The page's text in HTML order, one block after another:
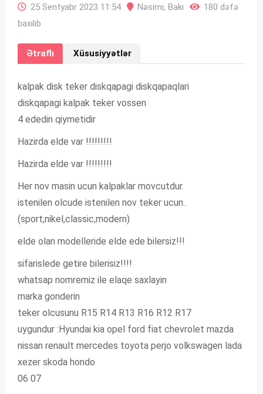
25 Sentyabr 2023 11:54 Nəsimi, Bakı
180 dəfə
baxılıb
Ətraflı Xüsusiyyətlər
kalpak disk teker diskqapagi diskqapaqlari
diskqapagi kalpak teker vossen
4 ededin qiymetidir
Hazirda elde var !!!!!!!!!
Hazirda elde var !!!!!!!!!
Her nov masin ucun kalpaklar movcutdur.
istenilen olcude istenilen nov teker ucun..
(sport,nikel,classic,modern)
elde olan modelleride elde ede bilersiz!!!
sifarislede getire bilerisiz!!!!
whatsap nomremiz ile elaqe saxlayin
marka gonderin
teker olcusunu R15 R14 R13 R16 R12 R17
uygundur :Hyundai kia opel ford fiat chevrolet mazda
nissan renault mercedes toyota perjo volkswagen lada
xezer skoda hondo
06 07